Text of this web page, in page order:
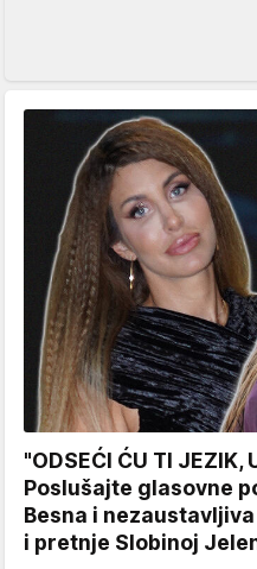
"ODSEĆI ĆU TI JEZIK,
Poslušajte glasovne
Besna i
i pretnje Slobinoj